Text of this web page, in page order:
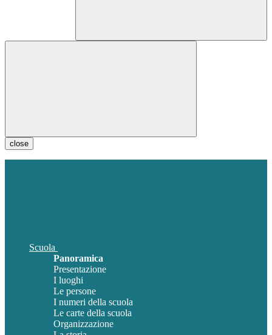
close
Scuola
Panoramica
Presentazione
I luoghi
Le persone
I numeri della scuola
Le carte della scuola
Organizzazione